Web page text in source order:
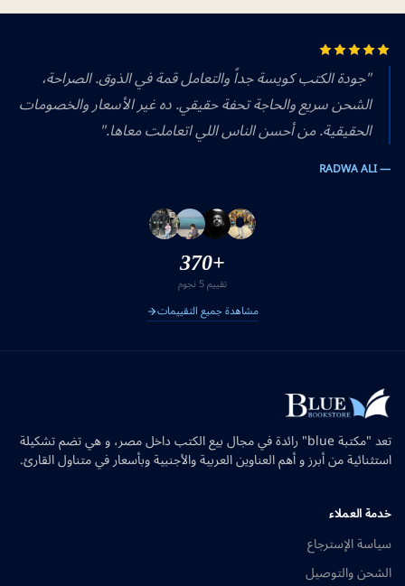
"جودة الكتب كويسة جداً والتعامل قمة في الذوق. الصراحة،
الشحن سريع والحاجة تحفة حقيقي. ده غير الأسعار والخصومات
الحقيقية. من أحسن الناس اللي اتعاملت معاها."
— RADWA ALI
+370
تقييم 5 نجوم
مشاهدة جميع التقييمات
تعد "مكتبة blue" رائدة في مجال بيع الكتب داخل مصر، و هي تضم تشكيلة
استثنائية من أبرز و أهم العناوين العربية والأجنبية وبأسعار في متناول القارئ.
خدمة العملاء
سياسة الإسترجاع
الشحن والتوصيل